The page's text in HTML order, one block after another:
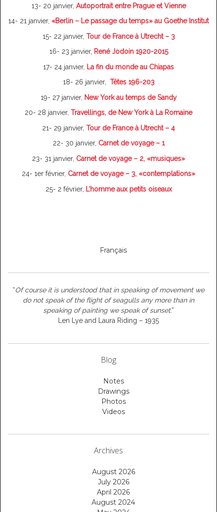
13- 20 janvier, Autoportrait entre Prague et Vienne
14- 21 janvier, «Berlin – Le passage du temps» au Goethe Institut
15- 22 janvier, Tour de France à Utrecht – 3
16- 23 janvier, René Jodoin 1920-2015
17- 24 janvier, La fin du monde au Chiapas
18- 26 janvier, Têtes 196-203
19- 27 janvier, New York au temps de Sandy
20- 28 janvier, Travellings, de New York à La Romaine
21- 29 janvier, Tour de France à Utrecht – 4
22- 30 janvier, Carnet de voyage – 1
23- 31 janvier, Carnet de voyage – 2, «musiques»
24- 1er février, Carnet de voyage – 3, «contemplations»
25- 2 février, L’homme aux petits oiseaux
Français
“Of course it is understood that in speaking of movement we
do not speak of the flight of seagulls any more than in
speaking of painting we speak of sunset.”
Len Lye and Laura Riding – 1935
Blog
Notes
Drawings
Photos
Videos
Archives
August 2026
July 2026
April 2026
August 2024